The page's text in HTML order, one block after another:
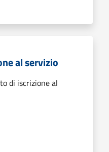
al servizio
di iscrizione al